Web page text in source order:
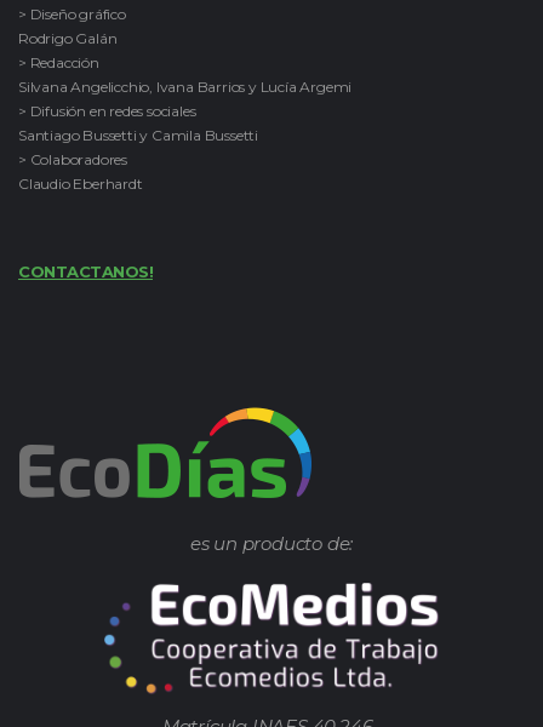
> Diseño gráfico
Rodrigo Galán
> Redacción
Silvana Angelicchio, Ivana Barrios y Lucía Argemi
> Difusión en redes sociales
Santiago Bussetti y Camila Bussetti
> Colaboradores
Claudio Eberhardt
CONTACTANOS!
es un producto de: